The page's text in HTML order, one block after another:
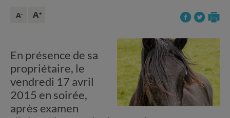
En présence de sa
propriétaire, le
vendredi 17 avril
2015 en soirée,
après examen